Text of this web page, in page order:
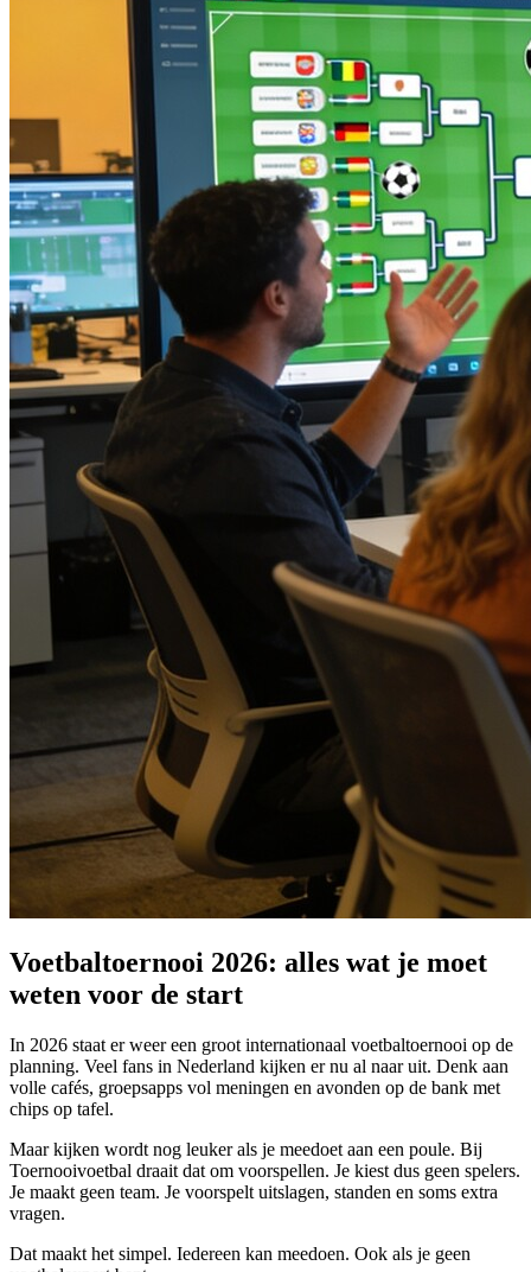
Voetbaltoernooi 2026: alles wat je moet
weten voor de start
In 2026 staat er weer een groot internationaal voetbaltoernooi op de
planning. Veel fans in Nederland kijken er nu al naar uit. Denk aan
volle cafés, groepsapps vol meningen en avonden op de bank met
chips op tafel.
Maar kijken wordt nog leuker als je meedoet aan een poule. Bij
Toernooivoetbal draait dat om voorspellen. Je kiest dus geen spelers.
Je maakt geen team. Je voorspelt uitslagen, standen en soms extra
vragen.
Dat maakt het simpel. Iedereen kan meedoen. Ook als je geen